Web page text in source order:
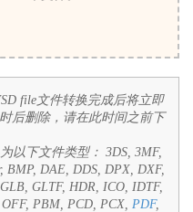
file文件转换完成后将立即
后删除，请在此时间之前下
以下文件类型： 3DS, 3MF,
BMP, DAE, DDS, DPX, DXF,
GLTF, HDR, ICO, IDTF,
PBM, PCD, PCX, PDF,